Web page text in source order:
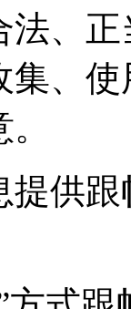
法、
集、
提供